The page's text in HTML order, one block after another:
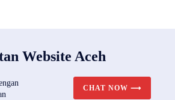
Website Aceh
CHAT NOW ⟶